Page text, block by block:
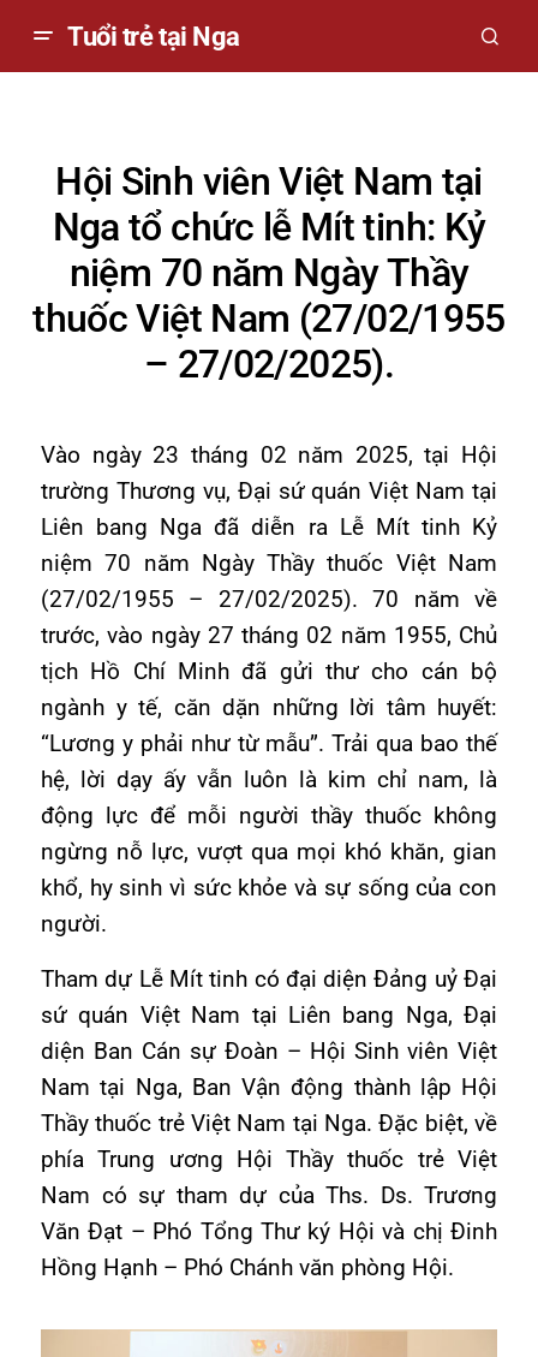
Tuổi trẻ tại Nga
Hội Sinh viên Việt Nam tại
Nga tổ chức lễ Mít tinh: Kỷ
niệm 70 năm Ngày Thầy
thuốc Việt Nam (27/02/1955
– 27/02/2025).
Vào ngày 23 tháng 02 năm 2025, tại Hội
trường Thương vụ, Đại sứ quán Việt Nam tại
Liên bang Nga đã diễn ra Lễ Mít tinh Kỷ
niệm 70 năm Ngày Thầy thuốc Việt Nam
(27/02/1955 – 27/02/2025). 70 năm về
trước, vào ngày 27 tháng 02 năm 1955, Chủ
tịch Hồ Chí Minh đã gửi thư cho cán bộ
ngành y tế, căn dặn những lời tâm huyết:
“Lương y phải như từ mẫu”. Trải qua bao thế
hệ, lời dạy ấy vẫn luôn là kim chỉ nam, là
động lực để mỗi người thầy thuốc không
ngừng nỗ lực, vượt qua mọi khó khăn, gian
khổ, hy sinh vì sức khỏe và sự sống của con
người.
Tham dự Lễ Mít tinh có đại diện Đảng uỷ Đại
sứ quán Việt Nam tại Liên bang Nga, Đại
diện Ban Cán sự Đoàn – Hội Sinh viên Việt
Nam tại Nga, Ban Vận động thành lập Hội
Thầy thuốc trẻ Việt Nam tại Nga. Đặc biệt, về
phía Trung ương Hội Thầy thuốc trẻ Việt
Nam có sự tham dự của Ths. Ds. Trương
Văn Đạt – Phó Tổng Thư ký Hội và chị Đinh
Hồng Hạnh – Phó Chánh văn phòng Hội.